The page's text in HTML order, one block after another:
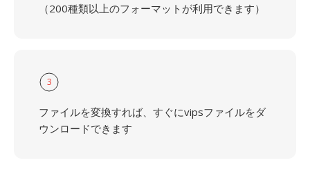
（200種類以上のフォーマットが利用できます）
3
ファイルを変換すれば、すぐにvipsファイルをダ
ウンロードできます